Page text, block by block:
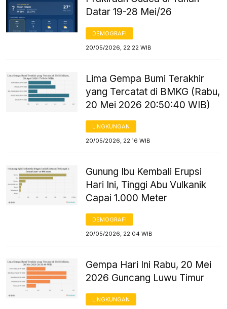
Datar 19-28 Mei/26
DEMOGRAFI
20/05/2026, 22:22 WIB
Lima Gempa Bumi Terakhir
yang Tercatat di BMKG (Rabu,
20 Mei 2026 20:50:40 WIB)
LINGKUNGAN
20/05/2026, 22:16 WIB
Gunung Ibu Kembali Erupsi
Hari Ini, Tinggi Abu Vulkanik
Capai 1.000 Meter
DEMOGRAFI
20/05/2026, 22:04 WIB
Gempa Hari Ini Rabu, 20 Mei
2026 Guncang Luwu Timur
LINGKUNGAN